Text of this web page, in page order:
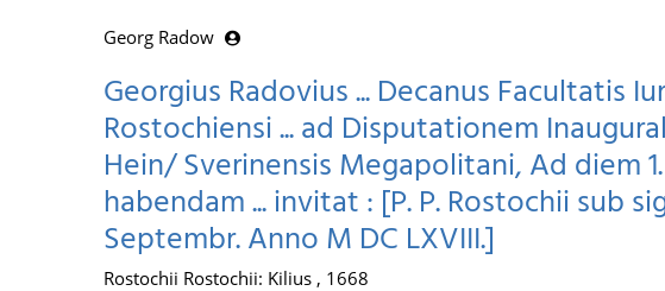
Georg Radow
Georgius Radovius ... Decanus Facultatis
Rostochiensi ... ad Disputationem
Hein/ Sverinensis Megapolitani, Ad diem
habendam ... invitat : [P. P. Rostochii sub
Septembr. Anno M DC LXVIII.]
Rostochii Rostochii: Kilius , 1668